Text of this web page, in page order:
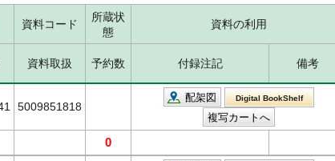
資料コード
所蔵状
態
資料の利用
資料取扱 予約数 付録注記 備考
5009851818
配架図 Digital BookShelf
0